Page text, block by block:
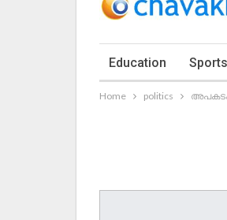
Education Sports
Home politics